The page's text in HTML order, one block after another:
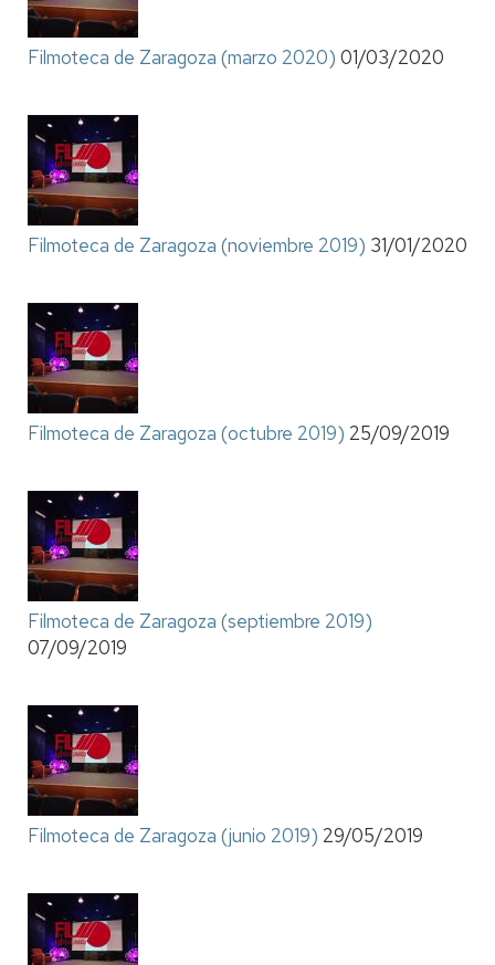
Filmoteca de Zaragoza (marzo 2020) 01/03/2020
Filmoteca de Zaragoza (noviembre 2019) 31/01/2020
Filmoteca de Zaragoza (octubre 2019) 25/09/2019
Filmoteca de Zaragoza (septiembre 2019)
07/09/2019
Filmoteca de Zaragoza (junio 2019) 29/05/2019